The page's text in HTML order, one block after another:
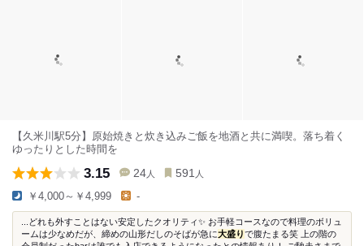
【久米川駅5分】原始焼きと炊き込みご飯を地酒と共に満喫。落ち着く
ゆったりとした時間を
3.15 24 人 591 人
￥4,000～￥4,999 -
...どれも外すことはない安定したクオリティ✨ お手軽コースなので料理のボリュ
ームは少なめだが、締めの山形だしのそばが急に大盛りで腹たまる笑 上の階の